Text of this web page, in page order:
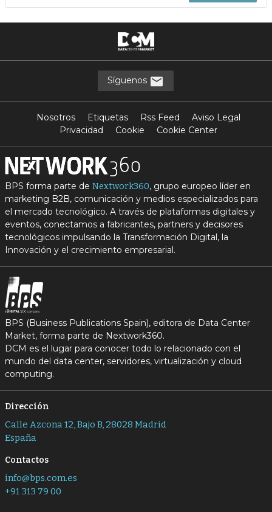
Síguenos
Nosotros Etiquetas Rss Feed
Aviso Legal
Privacidad
Cookie Cookie Center
BPS forma parte de Nextwork360, grupo europeo líder en
marketing B2B, comunicación y medios especializados para
el mercado tecnológico. A través de plataformas digitales y
eventos, conectamos a fabricantes, partners y decisores
tecnológicos impulsando la Transformación Digital, la
Innovación y el crecimiento empresarial.
BPS (Business Publications Spain), editora de Data Center
Market, forma parte de Nextwork360.
DCM es el lugar para conocer todo lo relacionado con el
mundo del data center, servidores, virtualización y cloud
computing.
Dirección
Calle Azcona 12, Bajo B, 28028 Madrid
España
Contactos
info@bps.com.es
+91 313 79 00